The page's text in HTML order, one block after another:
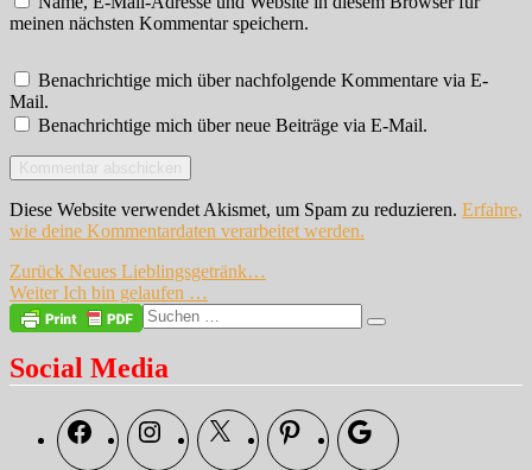
meinen nächsten Kommentar speichern.
Benachrichtige mich über nachfolgende Kommentare via E-
Mail.
Benachrichtige mich über neue Beiträge via E-Mail.
Diese Website verwendet Akismet, um Spam zu reduzieren. Erfahre,
wie deine Kommentardaten verarbeitet werden.
Beitragsnavigation
Zurück Vorheriger
Beitrag:
Neues Lieblingsgetränk…
Weiter Nächster
Beitrag:
Ich bin gelaufen …
Suche
nach:
Suchen
Social Media
FacebookInstagramX Pinterest Google